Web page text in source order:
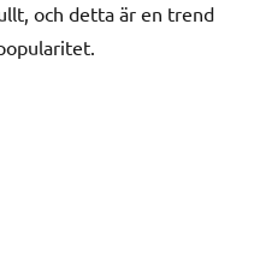
och detta är en trend